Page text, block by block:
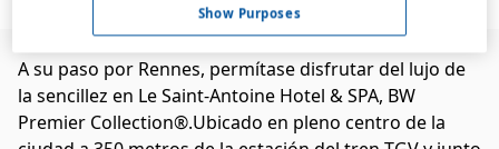
A su paso por Rennes, permítase disfrutar del lujo de
la sencillez en Le Saint-Antoine Hotel & SPA, BW
Premier Collection®.Ubicado en pleno centro de la
Show Purposes